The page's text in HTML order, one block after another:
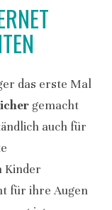
das erste Mal
gemacht
auch für
Kinder
für ihre Augen